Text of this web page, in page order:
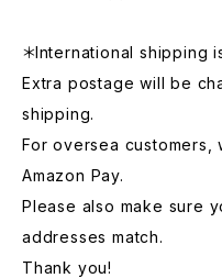
＊International shipping
Extra postage will be
shipping.
For oversea customers,
Amazon Pay.
Please also make sure
addresses match.
Thank you!